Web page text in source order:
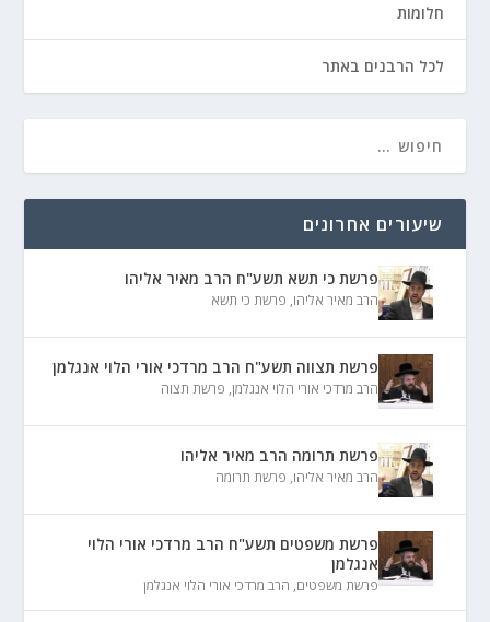
חלומות
לכל הרבנים באתר
שיעורים אחרונים
פרשת כי תשא תשע"ח הרב מאיר אליהו
הרב מאיר אליהו, פרשת כי תשא
פרשת תצווה תשע"ח הרב מרדכי אורי הלוי אנגלמן
הרב מרדכי אורי הלוי אנגלמן, פרשת תצוה
פרשת תרומה הרב מאיר אליהו
הרב מאיר אליהו, פרשת תרומה
פרשת משפטים תשע"ח הרב מרדכי אורי הלוי
אנגלמן
פרשת משפטים, הרב מרדכי אורי הלוי אנגלמן